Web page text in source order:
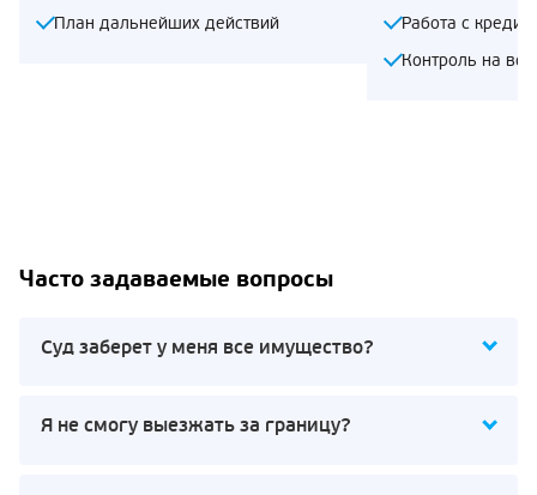
План дальнейших действий
Работа с
Контроль на
Часто задаваемые вопросы
Суд заберет у меня все имущество?
Я не смогу выезжать за границу?